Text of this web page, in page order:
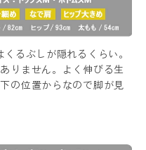
るぶしが隠れるくらい。
りません。よく伸びる生
の位置からなので脚が見